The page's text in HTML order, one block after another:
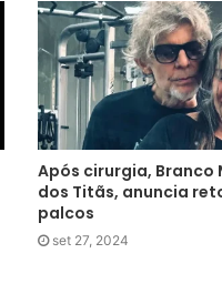
Após cirurgia, Branco
dos Titãs, anuncia
palcos
set 27, 2024